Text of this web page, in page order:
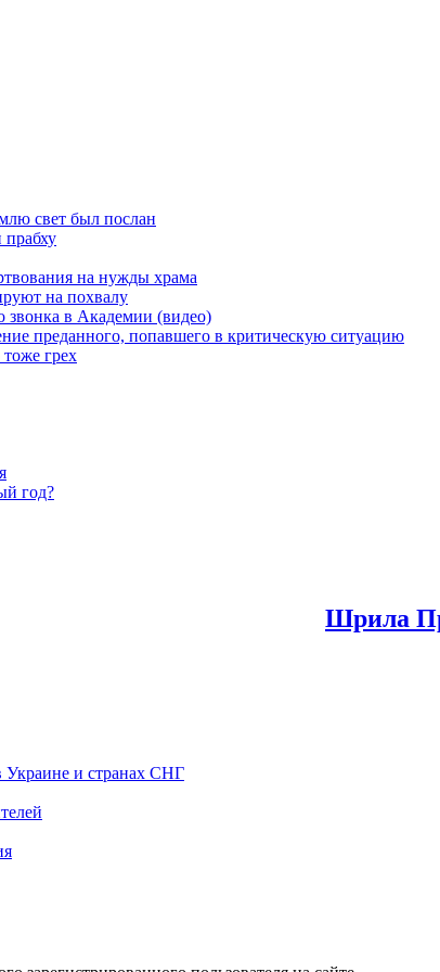
свет был послан
на нужды храма
на похвалу
звонка в Академии (видео)
преданного, попавшего в критическую ситуацию
тоже грех
год?
Шрила
и странах СНГ